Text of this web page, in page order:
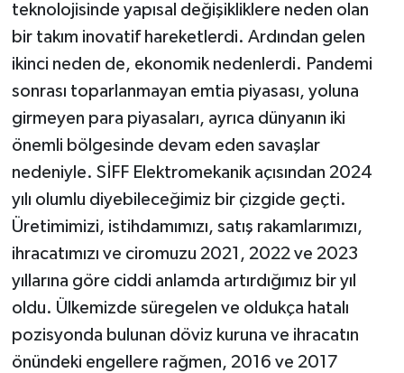
teknolojisinde yapısal değişikliklere neden olan
bir takım inovatif hareketlerdi. Ardından gelen
ikinci neden de, ekonomik nedenlerdi. Pandemi
sonrası toparlanmayan emtia piyasası, yoluna
girmeyen para piyasaları, ayrıca dünyanın iki
önemli bölgesinde devam eden savaşlar
nedeniyle. SİFF Elektromekanik açısından 2024
yılı olumlu diyebileceğimiz bir çizgide geçti.
Üretimimizi, istihdamımızı, satış rakamlarımızı,
ihracatımızı ve ciromuzu 2021, 2022 ve 2023
yıllarına göre ciddi anlamda artırdığımız bir yıl
oldu. Ülkemizde süregelen ve oldukça hatalı
pozisyonda bulunan döviz kuruna ve ihracatın
önündeki engellere rağmen, 2016 ve 2017